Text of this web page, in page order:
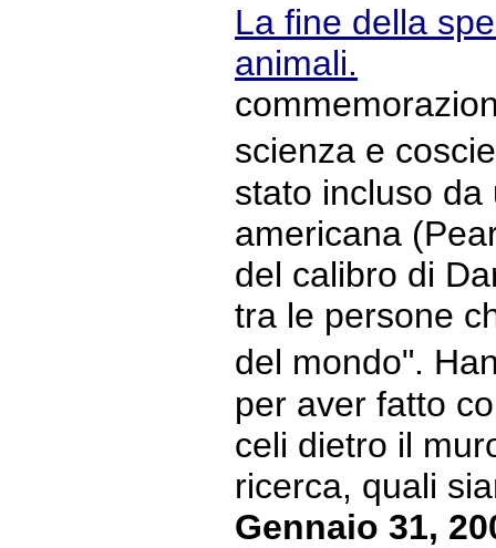
La fine della
animali.
scienza e
stato incluso
americana
del calibro di
tra le persone
del mondo".
per aver fatto
celi dietro il
ricerca, quali
Gennaio 31,